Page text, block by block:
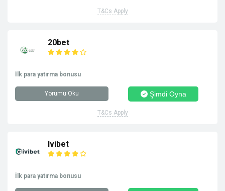
T&Cs Apply
20bet
İlk para yatırma bonusu
Yorumu Oku Şimdi Oyna
T&Cs Apply
Ivibet
İlk para yatırma bonusu